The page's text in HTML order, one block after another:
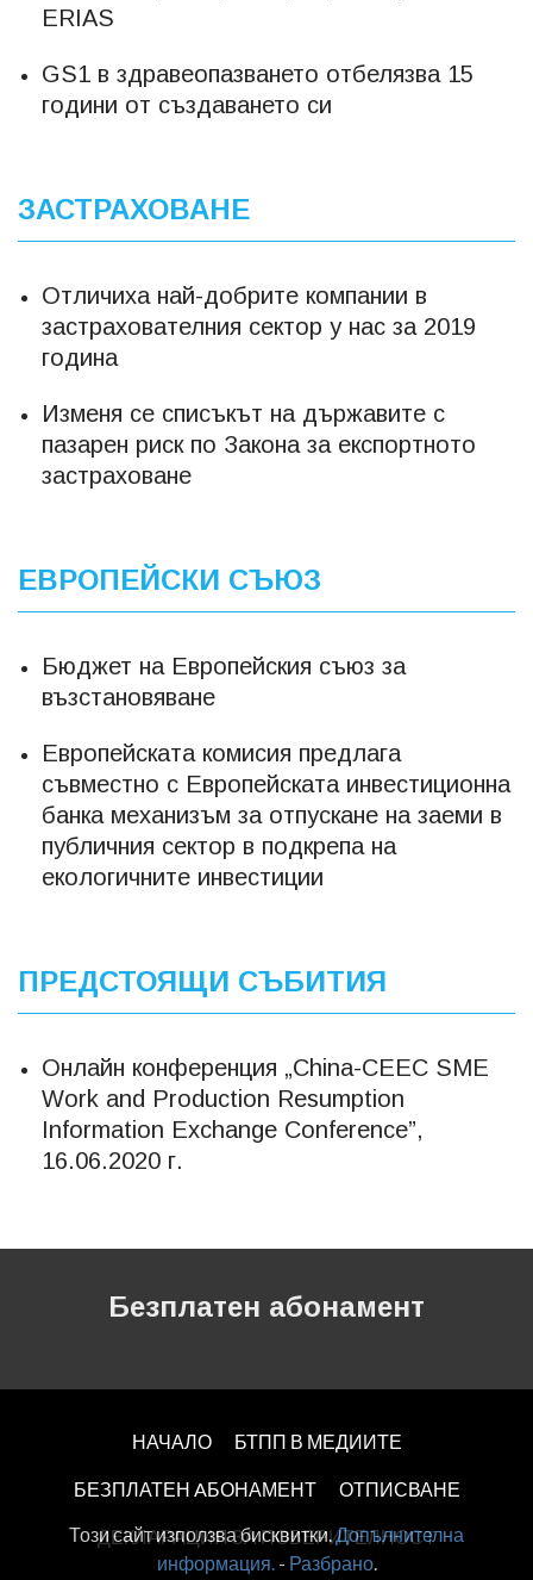
ERIAS
GS1 в здравеопазването отбелязва 15
години от създаването си
ЗАСТРАХОВАНЕ
Отличиха най-добрите компании в
застрахователния сектор у нас за 2019
година
Изменя се списъкът на държавите с
пазарен риск по Закона за експортното
застраховане
ЕВРОПЕЙСКИ СЪЮЗ
Бюджет на Европейския съюз за
възстановяване
Европейската комисия предлага
съвместно с Европейската инвестиционна
банка механизъм за отпускане на заеми в
публичния сектор в подкрепа на
екологичните инвестиции
ПРЕДСТОЯЩИ СЪБИТИЯ
Онлайн конференция „China-CEEC SME
Work and Production Resumption
Information Exchange Conference”,
16.06.2020 г.
Безплатен абонамент
НАЧАЛО БТПП В МЕДИИТЕ
БЕЗПЛАТЕН AБОНАМЕНТ ОТПИСВАНЕ
ДЕКЛАРАЦИЯ ЗА ПОВЕРИТЕЛНОСT
Този сайт използва бисквитки.Допълнителна
информация.- Разбрано.